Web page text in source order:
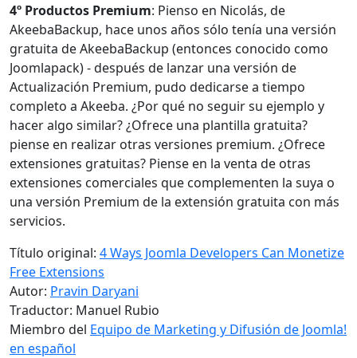
4º Productos Premium: Pienso en Nicolás, de
AkeebaBackup, hace unos años sólo tenía una versión
gratuita de AkeebaBackup (entonces conocido como
Joomlapack) - después de lanzar una versión de
Actualización Premium, pudo dedicarse a tiempo
completo a Akeeba. ¿Por qué no seguir su ejemplo y
hacer algo similar? ¿Ofrece una plantilla gratuita?
piense en realizar otras versiones premium. ¿Ofrece
extensiones gratuitas? Piense en la venta de otras
extensiones comerciales que complementen la suya o
una versión Premium de la extensión gratuita con más
servicios.
Título original: 4 Ways Joomla Developers Can Monetize
Free Extensions
Autor: Pravin Daryani
Traductor: Manuel Rubio
Miembro del Equipo de Marketing y Difusión de Joomla!
en español